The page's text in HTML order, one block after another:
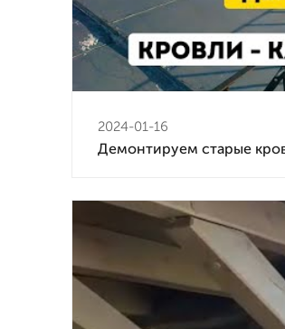
2024-01-16
Демонтируем старые